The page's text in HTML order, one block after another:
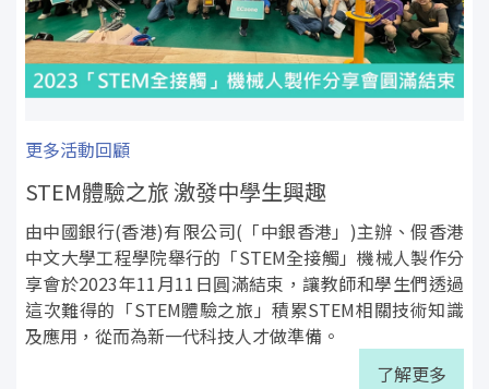
更多活動回顧
STEM體驗之旅 激發中學生興趣
由中國銀行(香港)有限公司(「中銀香港」)主辦、假香港
中文大學工程學院舉行的「STEM全接觸」機械人製作分
享會於2023年11月11日圓滿結束，讓教師和學生們透過
這次難得的「STEM體驗之旅」積累STEM相關技術知識
及應用，從而為新一代科技人才做準備。
了解更多